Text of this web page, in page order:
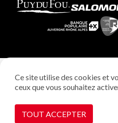
Gestion des cookies
Ce site utilise des cookies et
ceux que vous souhaitez
TOUT ACCEPTER